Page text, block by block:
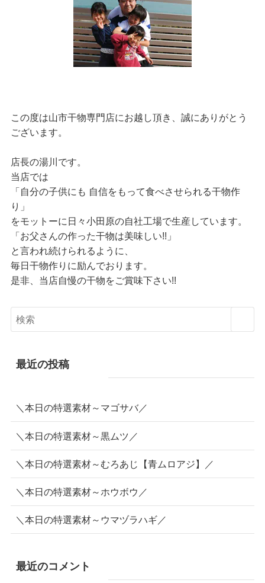
この度は山市干物専門店にお越し頂き、誠にありがとう
ございます。
店長の湯川です。
当店では
「自分の子供にも 自信をもって食べさせられる干物作
り」
をモットーに日々小田原の自社工場で生産しています。
「お父さんの作った干物は美味しい!!」
と言われ続けられるように、
毎日干物作りに励んでおります。
是非、当店自慢の干物をご賞味下さい!!
最近の投稿
＼本日の特選素材～マゴサバ／
＼本日の特選素材～黒ムツ／
＼本日の特選素材～むろあじ【青ムロアジ】／
＼本日の特選素材～ホウボウ／
＼本日の特選素材～ウマヅラハギ／
最近のコメント